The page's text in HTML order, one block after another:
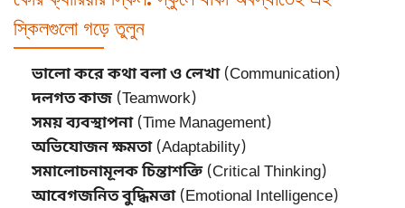
স্কিলগুলো গড়ে তুলুন
ভালো করে কথা বলা ও লেখা(Communication)
দলগত কাজ(Teamwork)
সময় ব্যবস্থাপনা(Time Management)
অভিযোজন ক্ষমতা(Adaptability)
সমালোচনামূলক চিন্তাশক্তি(Critical Thinking)
আবেগজনিত বুদ্ধিমত্তা(Emotional Intelligence)